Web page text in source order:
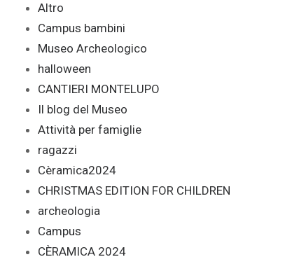
Altro
Campus bambini
Museo Archeologico
halloween
CANTIERI MONTELUPO
Il blog del Museo
Attività per famiglie
ragazzi
Cèramica2024
CHRISTMAS EDITION FOR CHILDREN
archeologia
Campus
CÈRAMICA 2024